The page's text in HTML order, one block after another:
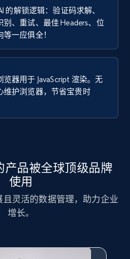
的解锁逻辑：验证码求解、
别、重试、最佳 Headers、位
等一应俱全！
览器用于 JavaScript 渲染。无
维护浏览器，节省宝贵时
产品被全球顶级品牌
使用
灵活的数据管理，助力企业
增长。